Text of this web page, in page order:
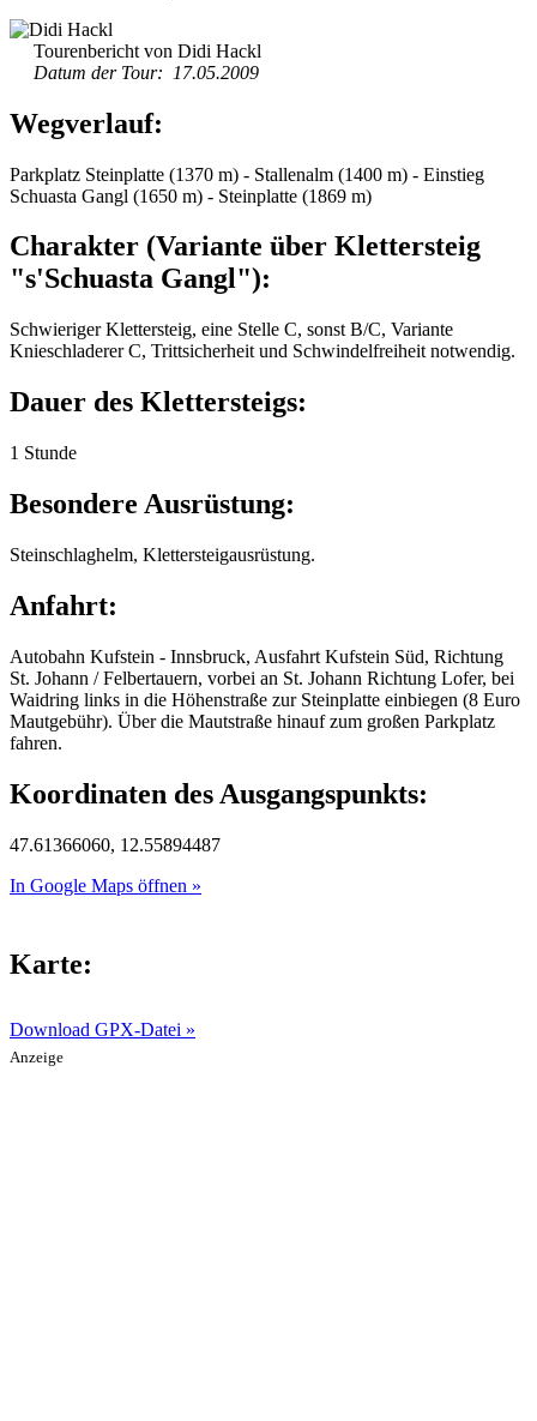
Tourenbericht von Didi Hackl
Datum der Tour: 17.05.2009
Wegverlauf:
Parkplatz Steinplatte (1370 m) - Stallenalm (1400 m) - Einstieg
Schuasta Gangl (1650 m) - Steinplatte (1869 m)
Charakter (Variante über Klettersteig
"s'Schuasta Gangl"):
Schwieriger Klettersteig, eine Stelle C, sonst B/C, Variante
Knieschladerer C, Trittsicherheit und Schwindelfreiheit notwendig.
Dauer des Klettersteigs:
1 Stunde
Besondere Ausrüstung:
Steinschlaghelm, Klettersteigausrüstung.
Anfahrt:
Autobahn Kufstein - Innsbruck, Ausfahrt Kufstein Süd, Richtung
St. Johann / Felbertauern, vorbei an St. Johann Richtung Lofer, bei
Waidring links in die Höhenstraße zur Steinplatte einbiegen (8 Euro
Mautgebühr). Über die Mautstraße hinauf zum großen Parkplatz
fahren.
Koordinaten des Ausgangspunkts:
47.61366060, 12.55894487
In Google Maps öffnen »
Karte:
Download GPX-Datei »
Anzeige